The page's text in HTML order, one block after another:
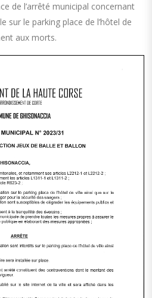
de l’arrêté municipal concernant
sur le parking place de l’hôtel de
aux morts.